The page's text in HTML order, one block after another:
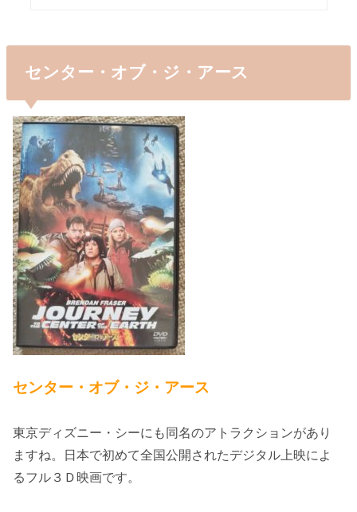
センター・オブ・ジ・アース
センター・オブ・ジ・アース
東京ディズニー・シーにも同名のアトラクションがあり
ますね。日本で初めて全国公開されたデジタル上映によ
るフル３Ｄ映画です。